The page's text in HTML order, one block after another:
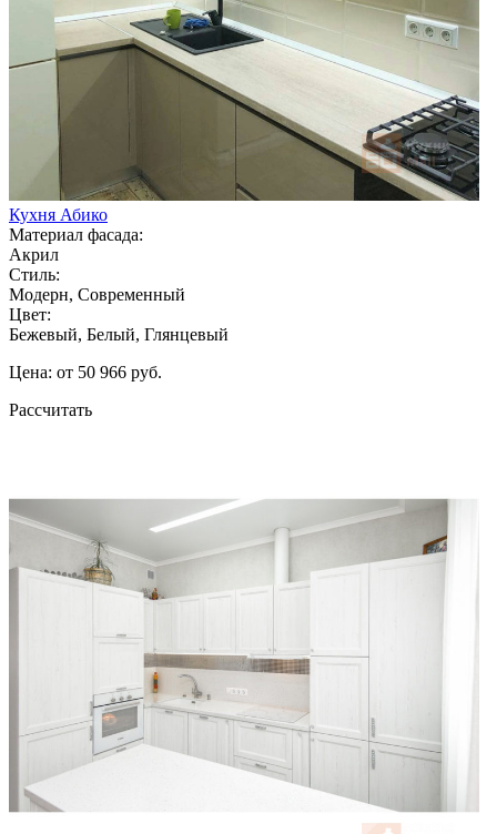
Кухня Абико
Материал фасада:
Акрил
Стиль:
Модерн, Современный
Цвет:
Бежевый, Белый, Глянцевый
Цена: от 50 966 руб.
Рассчитать